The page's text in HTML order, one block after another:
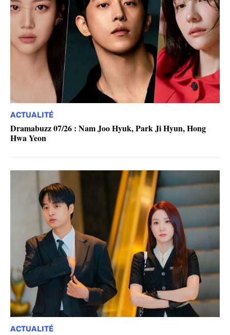
ACTUALITÉ
Dramabuzz 07/26 : Nam Joo Hyuk, Park Ji Hyun, Hong
Hwa Yeon
ACTUALITÉ